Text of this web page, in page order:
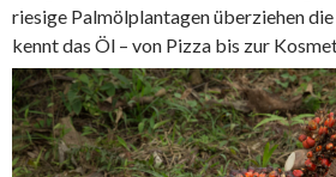
riesige Palmölplantagen überziehen die
kennt das Öl – von Pizza bis zur